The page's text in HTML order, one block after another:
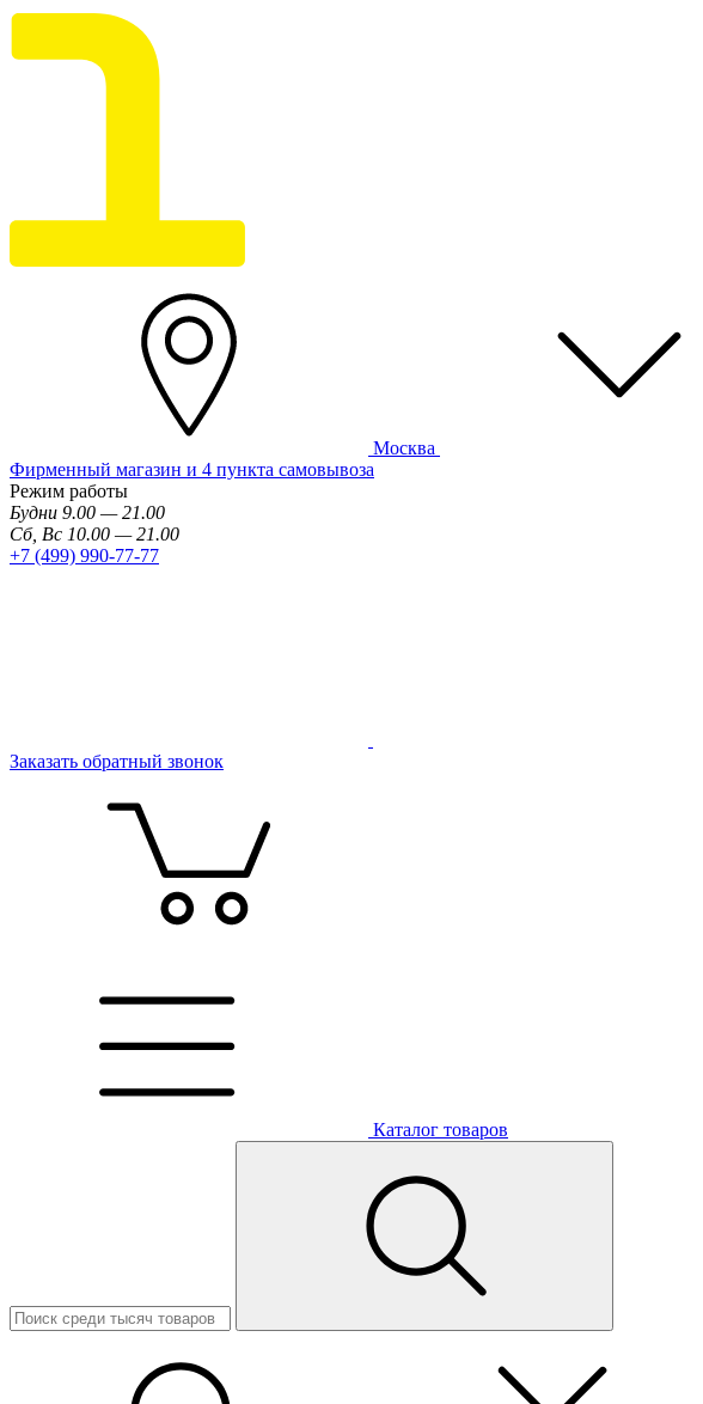
Москва
Фирменный магазин и 4 пункта самовывоза
Режим работы
Будни 9.00 — 21.00
Сб, Вс 10.00 — 21.00
+7 (499) 990-77-77
Заказать обратный звонок
Каталог товаров